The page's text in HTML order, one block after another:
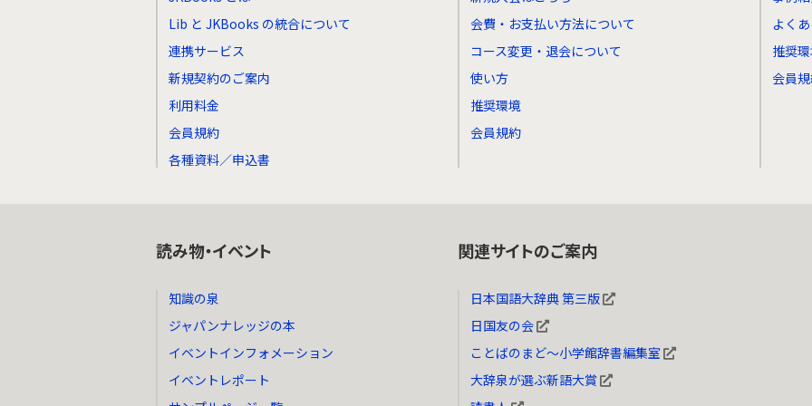
Lib と JKBooks の統合について
連携サービス
新規契約のご案内
利用料金
会員規約
各種資料／申込書
会費・お支払い方法について
コース変更・退会について
使い方
推奨環境
会員規約
よく
推奨
会員
読み物・イベント
知識の泉
ジャパンナレッジの本
イベントインフォメーション
イベントレポート
関連サイトのご案内
日本国語大辞典 第三版
日国友の会
ことばのまど～小学館辞書編集室
大辞泉が選ぶ新語大賞